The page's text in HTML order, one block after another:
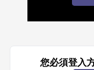
您必須登入